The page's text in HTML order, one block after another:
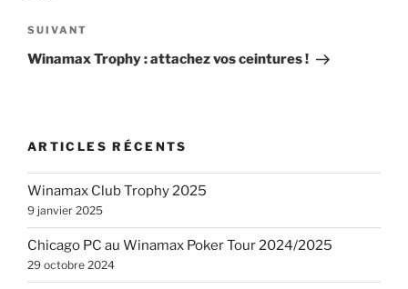
Article
suivant
SUIVANT
Winamax Trophy : attachez vos ceintures !
ARTICLES RÉCENTS
Winamax Club Trophy 2025
9 janvier 2025
Chicago PC au Winamax Poker Tour 2024/2025
29 octobre 2024